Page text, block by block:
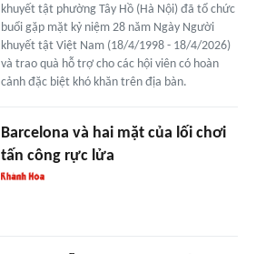
khuyết tật phường Tây Hồ (Hà Nội) đã tổ chức
buổi gặp mặt kỷ niệm 28 năm Ngày Người
khuyết tật Việt Nam (18/4/1998 - 18/4/2026)
và trao quà hỗ trợ cho các hội viên có hoàn
cảnh đặc biệt khó khăn trên địa bàn.
Barcelona và hai mặt của lối chơi
tấn công rực lửa